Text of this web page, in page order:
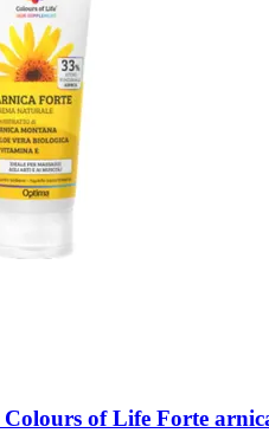
Colours of Life Forte